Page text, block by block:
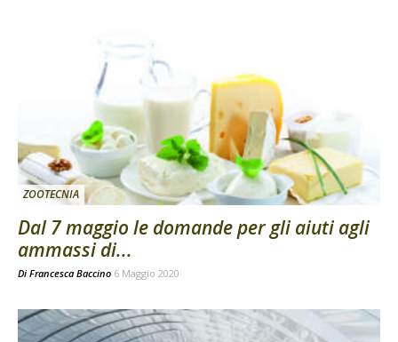
ZOOTECNIA
Dal 7 maggio le domande per gli aiuti agli
ammassi di...
Di Francesca Baccino 6 Maggio 2020